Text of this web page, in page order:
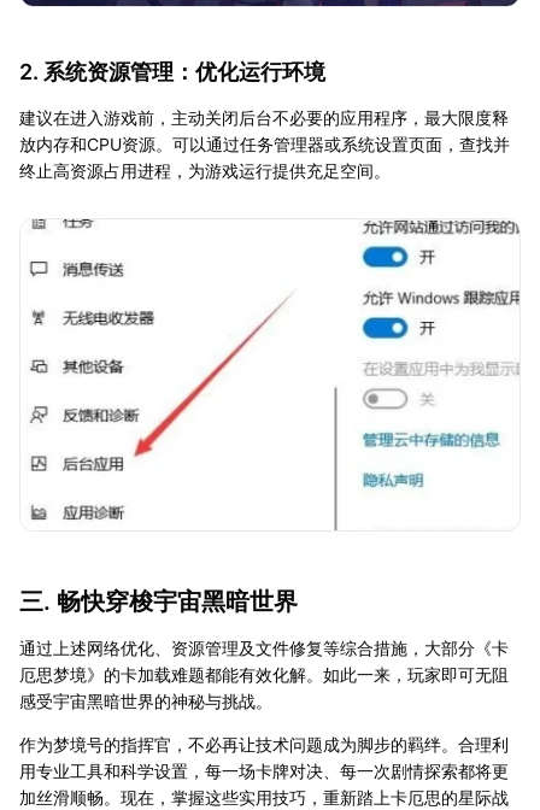
2. 系统资源管理：优化运行环境
建议在进入游戏前，主动关闭后台不必要的应用程序，最大限度释
放内存和CPU资源。可以通过任务管理器或系统设置页面，查找并
终止高资源占用进程，为游戏运行提供充足空间。
三. 畅快穿梭宇宙黑暗世界
通过上述网络优化、资源管理及文件修复等综合措施，大部分《卡
厄思梦境》的卡加载难题都能有效化解。如此一来，玩家即可无阻
感受宇宙黑暗世界的神秘与挑战。
作为梦境号的指挥官，不必再让技术问题成为脚步的羁绊。合理利
用专业工具和科学设置，每一场卡牌对决、每一次剧情探索都将更
加丝滑顺畅。现在，掌握这些实用技巧，重新踏上卡厄思的星际战